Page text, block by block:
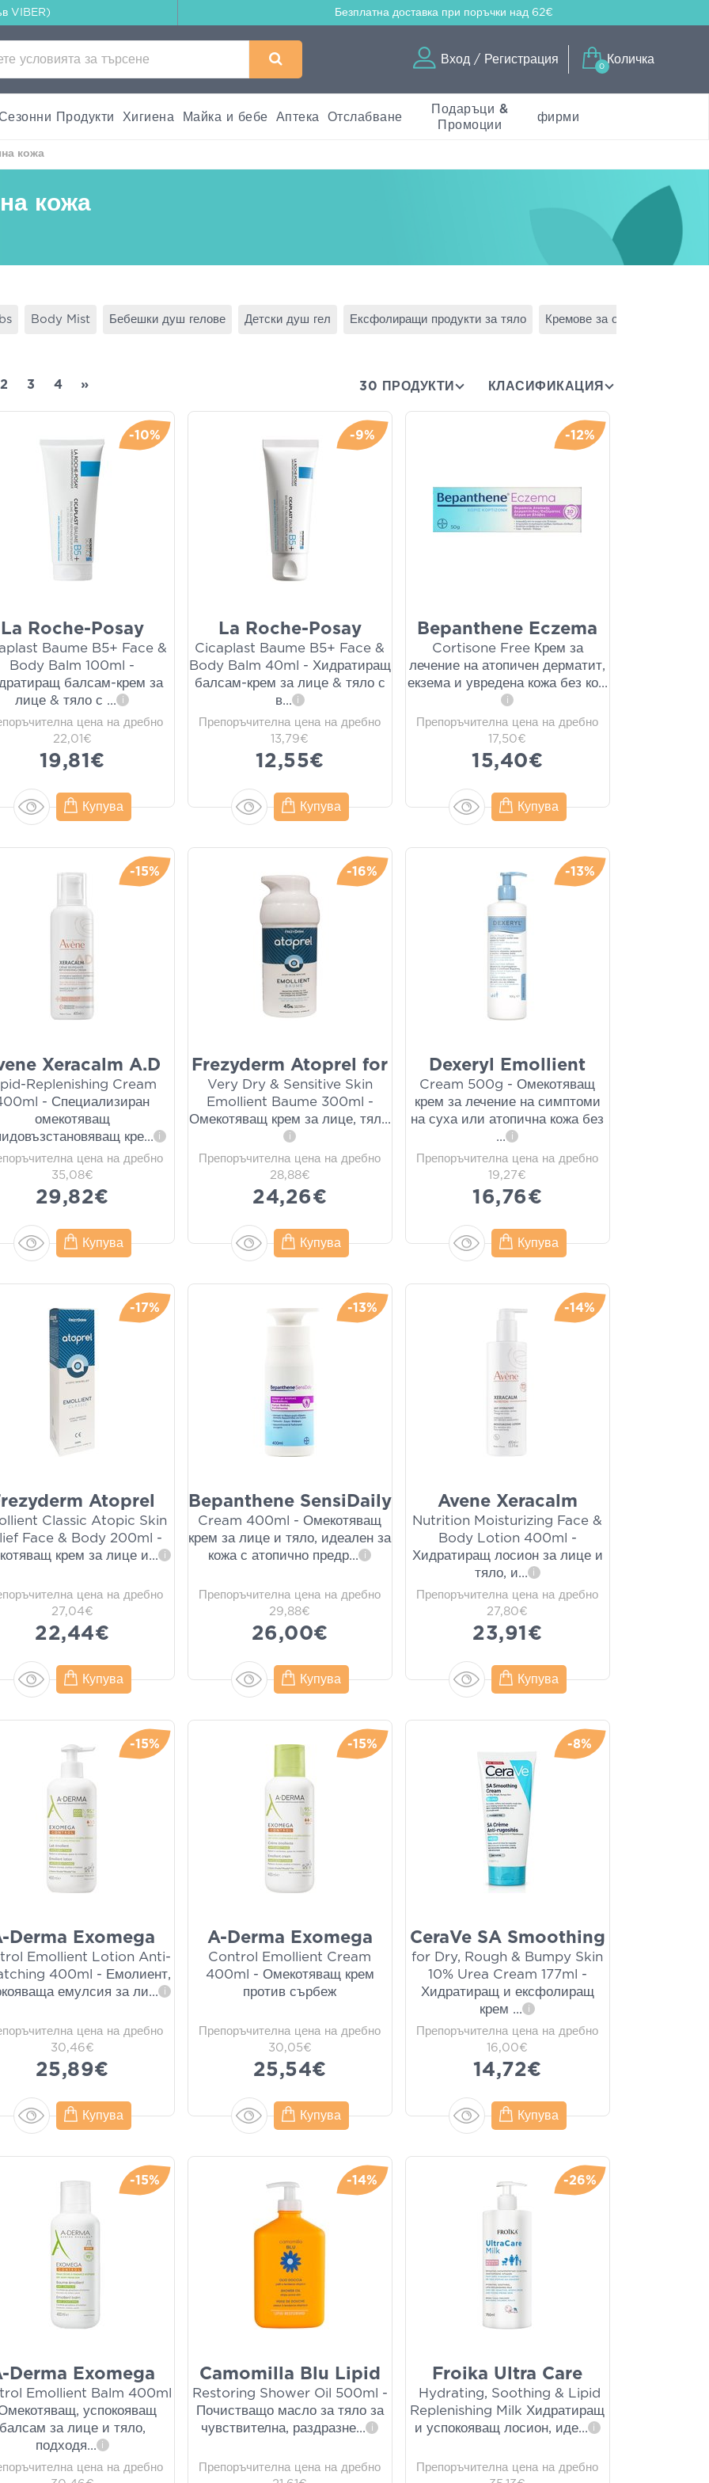
VIBER) Безплатна доставка при поръчки над 62€
Вход / Регистрация
0
Количка
Продукти Хигиена Майка и бебе Аптека Отслабване
Подаръци &
Промоции
фирми
кожа
кожа
Body Mist Бебешки душ гелове Детски душ гел Ексфолиращи продукти за тяло Кремове за обезкосмяване
2 3 4 » 30 ПРОДУКТИ КЛАСИФИКАЦИЯ
-10%
La Roche-Posay
Baume B5+ Face &
Body Balm 100ml -
балсам-крем за
лице & тяло с ... i
цена на дребно
22,01€
19,81€
Купува
-9%
La Roche-Posay
Cicaplast Baume B5+ Face &
Body Balm 40ml - Хидратиращ
балсам-крем за лице & тяло с
в... i
Препоръчителна цена на дребно
13,79€
12,55€
Купува
-12%
Bepanthene Eczema
Cortisone Free Крем за
лечение на атопичен дерматит,
екзема и увредена кожа без ко...
i
Препоръчителна цена на дребно
17,50€
15,40€
Купува
-15%
Xeracalm A.D
Replenishing Cream
- Специализиран
омекотяващ
кре... i
цена на дребно
35,08€
29,82€
Купува
-16%
Frezyderm Atoprel for
Very Dry & Sensitive Skin
Emollient Baume 300ml -
Омекотяващ крем за лице, тял...
i
Препоръчителна цена на дребно
28,88€
24,26€
Купува
-13%
Dexeryl Emollient
Cream 500g - Омекотяващ
крем за лечение на симптоми
на суха или атопична кожа без
...
i
Препоръчителна цена на дребно
19,27€
16,76€
Купува
-17%
Atoprel
Classic Atopic Skin
Face & Body 200ml -
крем за лице и... i
цена на дребно
27,04€
22,44€
Купува
-13%
Bepanthene SensiDaily
Cream 400ml - Омекотяващ
крем за лице и тяло, идеален за
кожа с атопично предр... i
Препоръчителна цена на дребно
29,88€
26,00€
Купува
-14%
Avene Xeracalm
Nutrition Moisturizing Face &
Body Lotion 400ml -
Хидратиращ лосион за лице и
тяло, и... i
Препоръчителна цена на дребно
27,80€
23,91€
Купува
-15%
Derma Exomega
Emollient Lotion Anti-
400ml - Емолиент,
емулсия за ли... i
цена на дребно
30,46€
25,89€
Купува
-15%
A-Derma Exomega
Control Emollient Cream
400ml - Омекотяващ крем
против сърбеж
Препоръчителна цена на дребно
30,05€
25,54€
Купува
-8%
CeraVe SA Smoothing
for Dry, Rough & Bumpy Skin
10% Urea Cream 177ml -
Хидратиращ и ексфолиращ
крем ... i
Препоръчителна цена на дребно
16,00€
14,72€
Купува
-15%
Derma Exomega
Emollient Balm 400ml
успокояващ
балсам за лице и тяло,
подходя... i
цена на дребно
-14%
Camomilla Blu Lipid
Restoring Shower Oil 500ml -
Почистващо масло за тяло за
чувствителна, раздразне... i
Препоръчителна цена на дребно
-26%
Froika Ultra Care
Hydrating, Soothing & Lipid
Replenishing Milk Хидратиращ
и успокояващ лосион, иде... i
Препоръчителна цена на дребно